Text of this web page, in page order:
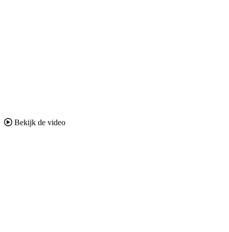
Bekijk de video